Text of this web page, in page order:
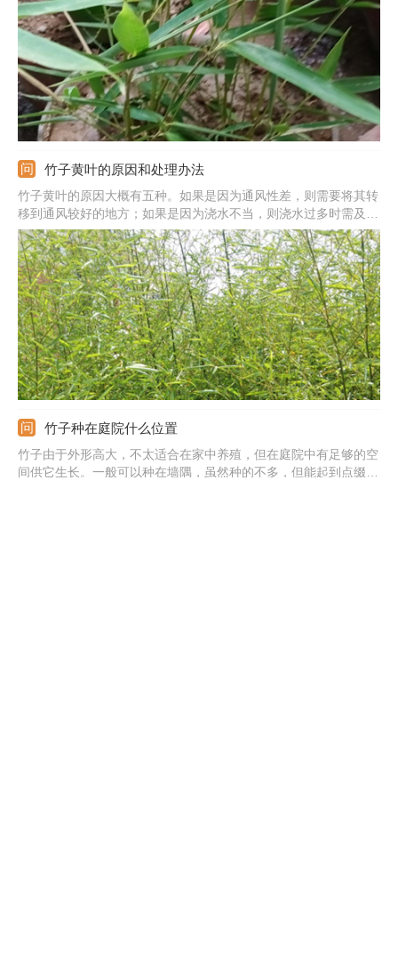
稳定后，就可以进行移栽，移栽后注意养护。
竹子黄叶的原因和处理办法
竹子黄叶的原因大概有五种。如果是因为通风性差，则需要将其转
移到通风较好的地方；如果是因为浇水不当，则浇水过多时需及时
排水松土，浇水过少时增加浇水量；如果是因为病虫害，则要及时
喷洒药物治疗；如果是因为缺少光照，则可将其移到光照较好的地
方；如果是因为施肥太多，则要及时脱盆冲洗根部多余的肥料再换
土栽种。
竹子种在庭院什么位置
竹子由于外形高大，不太适合在家中养殖，但在庭院中有足够的空
间供它生长。一般可以种在墙隅，虽然种的不多，但能起到点缀的